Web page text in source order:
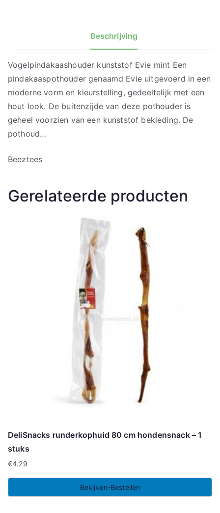
Beschrijving
Vogelpindakaashouder kunststof Evie mint Een
pindakaaspothouder genaamd Evie uitgevoerd in een
moderne vorm en kleurstelling, gedeeltelijk met een
hout look. De buitenzijde van deze pothouder is
geheel voorzien van een kunststof bekleding. De
pothoud…
Beeztees
Gerelateerde producten
DeliSnacks runderkophuid 80 cm hondensnack – 1
stuks
€4.29
Bekijken-Bestellen